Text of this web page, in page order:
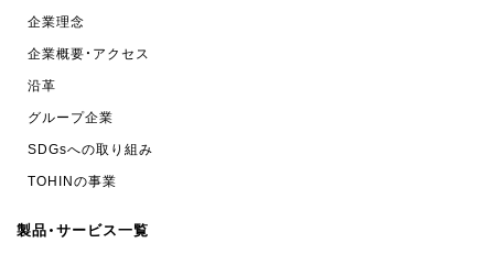
企業理念
企業概要・アクセス
沿革
グループ企業
SDGsへの取り組み
TOHINの事業
製品・サービス一覧